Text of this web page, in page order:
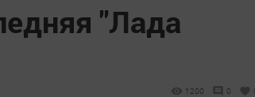
"Лада
1200 0